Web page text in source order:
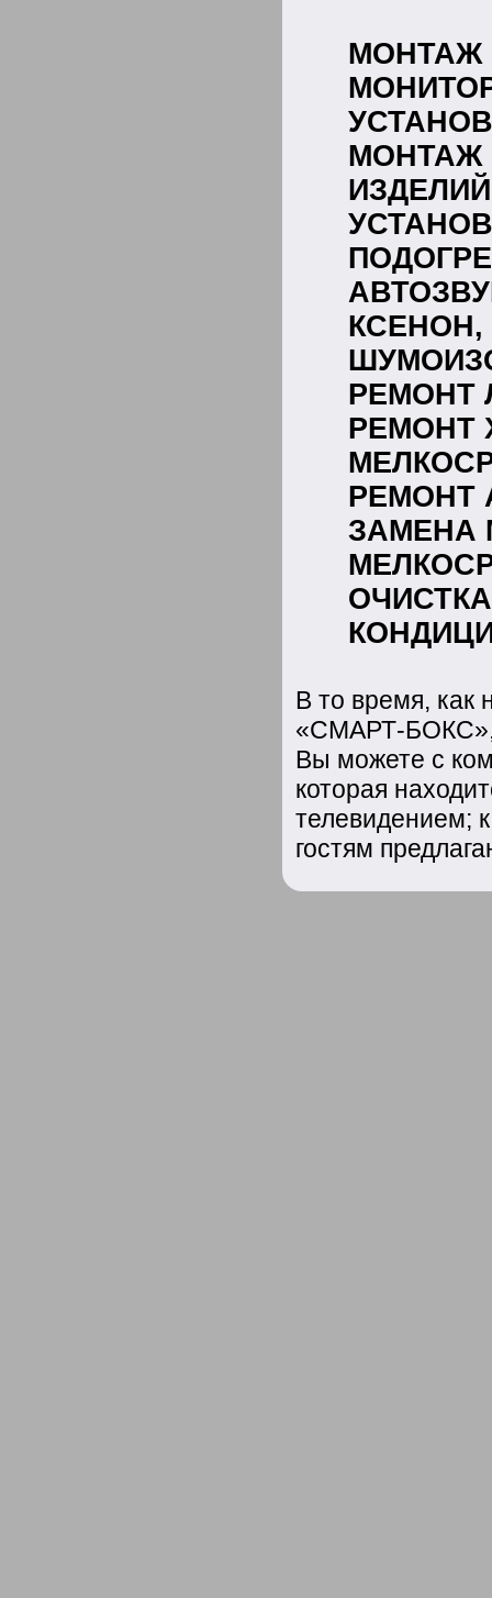
КСЕНОН,
РЕМОНТ
РЕМОНТ
РЕМОНТ
ЗАМЕНА
В то время, как
«СМАРТ-БОКС»,
Вы можете с
которая
телевидением;
гостям